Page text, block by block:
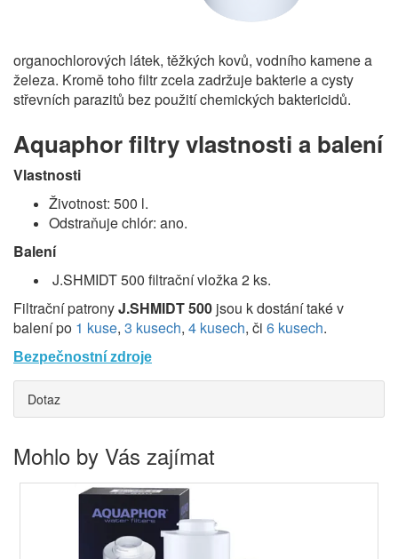
organochlorových látek, těžkých kovů, vodního kamene a
železa. Kromě toho filtr zcela zadržuje bakterie a cysty
střevních parazitů bez použití chemických baktericidů.
Aquaphor filtry vlastnosti a balení
Vlastnosti
Životnost: 500 l.
Odstraňuje chlór: ano.
Balení
J.SHMIDT 500 filtrační vložka 2 ks.
Filtrační patronyJ.SHMIDT 500 jsou k dostání také v
balení po 1 kuse, 3 kusech, 4 kusech, či 6 kusech.
Bezpečnostní zdroje
Dotaz
Mohlo by Vás zajímat